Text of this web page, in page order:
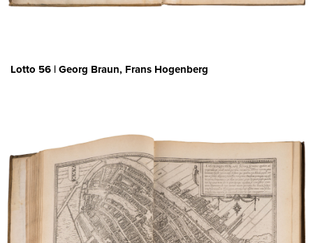
Lotto 56 | Georg Braun, Frans Hogenberg